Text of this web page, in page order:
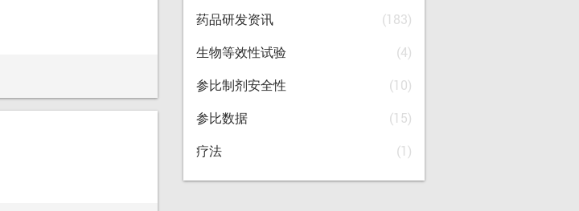
药品研发资讯
(183)
生物等效性试验
(4)
参比制剂安全性
(10)
参比数据
(15)
疗法
(1)